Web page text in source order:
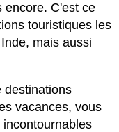
encore. C'est ce
touristiques les
mais aussi
destinations
vacances, vous